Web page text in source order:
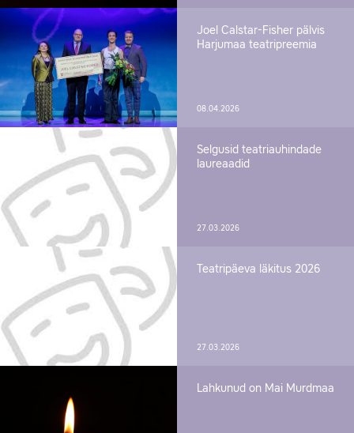
Joel Calstar-Fisher pälvis
Harjumaa teatripreemia
08.04.2026
Selgusid teatriauhindade
laureaadid
27.03.2026
Teatripäeva läkitus 2026
27.03.2026
Lahkunud on Mai Murdmaa